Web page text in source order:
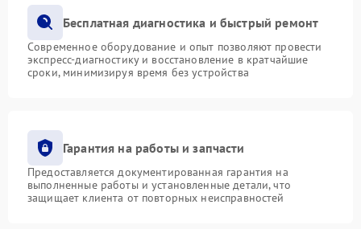
Бесплатная диагностика и быстрый ремонт
Современное оборудование и опыт позволяют провести
экспресс-диагностику и восстановление в кратчайшие
сроки, минимизируя время без устройства
Гарантия на работы и запчасти
Предоставляется документированная гарантия на
выполненные работы и установленные детали, что
защищает клиента от повторных неисправностей